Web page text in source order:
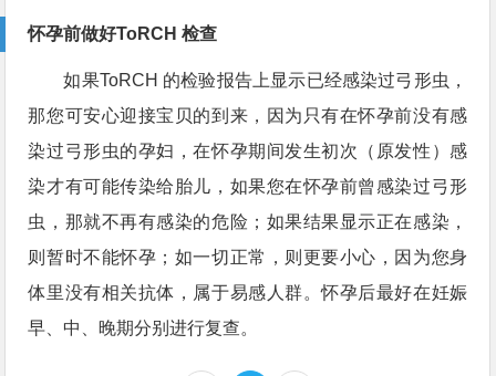
怀孕前做好ToRCH 检查
如果ToRCH 的检验报告上显示已经感染过弓形虫，
那您可安心迎接宝贝的到来，因为只有在怀孕前没有感
染过弓形虫的孕妇，在怀孕期间发生初次（原发性）感
染才有可能传染给胎儿，如果您在怀孕前曾感染过弓形
虫，那就不再有感染的危险；如果结果显示正在感染，
则暂时不能怀孕；如一切正常，则更要小心，因为您身
体里没有相关抗体，属于易感人群。怀孕后最好在妊娠
早、中、晚期分别进行复查。